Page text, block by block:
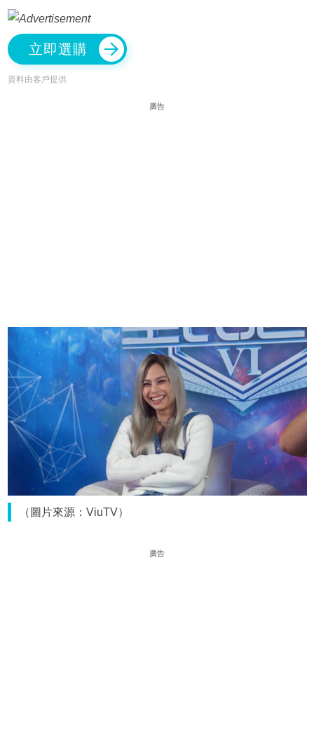
立即選購
資料由客戶提供
廣告
（圖片來源：ViuTV）
廣告